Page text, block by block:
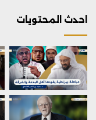
احدث المحتويات